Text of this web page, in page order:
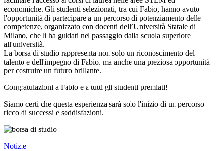
economiche. Gli studenti selezionati, tra cui Fabio, hanno avuto
l'opportunità di partecipare a un percorso di potenziamento delle
competenze, organizzato con docenti dell’Università Statale di
Milano, che li ha guidati nel passaggio dalla scuola superiore
all'università.
La borsa di studio rappresenta non solo un riconoscimento del
talento e dell'impegno di Fabio, ma anche una preziosa opportunità
per costruire un futuro brillante.
Congratulazioni a Fabio e a tutti gli studenti premiati!
Siamo certi che questa esperienza sarà solo l'inizio di un percorso
ricco di successi e soddisfazioni.
Notizie